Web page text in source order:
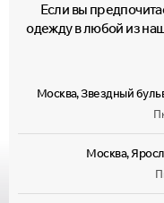
Если вы
одежду в любой из
Москва, Звездный
Москва,